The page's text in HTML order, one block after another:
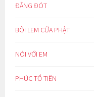
ĐẮNG ĐÓT
BÔI LEM CỬA PHẬT
NÓI VỚI EM
PHÚC TỔ TIÊN